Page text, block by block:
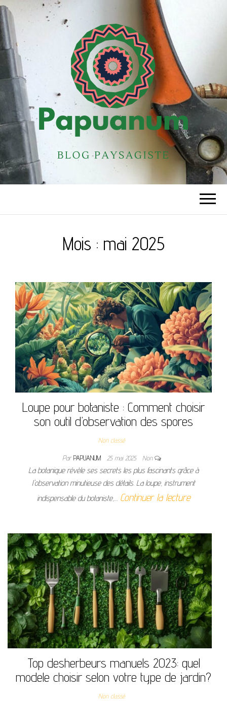
PAPUANUM
Blog paysagiste
Mois : mai 2025
Loupe pour botaniste : Comment choisir
son outil d’observation des spores
Non classé
ParPAPUANUM 25 mai 2025 Non
La botanique révèle ses secrets les plus fascinants grâce à
l'observation minutieuse des détails. La loupe, instrument
indispensable du botaniste,… Continuer la lecture
Top desherbeurs manuels 2023: quel
modele choisir selon votre type de jardin?
Non classé